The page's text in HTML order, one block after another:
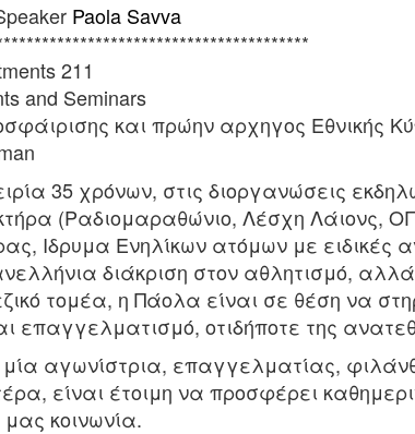
Paola Savva
211
and Seminars
και πρώην αρχηγος Εθνικής
35 χρόνων, στις διοργανώσεις
(Ραδιομαραθώνιο, Λέσχη Λάιονς,
Ιδρυμα Ενηλίκων ατόμων με ειδικές
διάκριση στον αθλητισμό,
τομέα, η Πάολα είναι σε θέση να
επαγγελματισμό, οτιδήποτε της
αγωνίστρια, επαγγελματίας,
είναι έτοιμη να προσφέρει
μας κοινωνία.